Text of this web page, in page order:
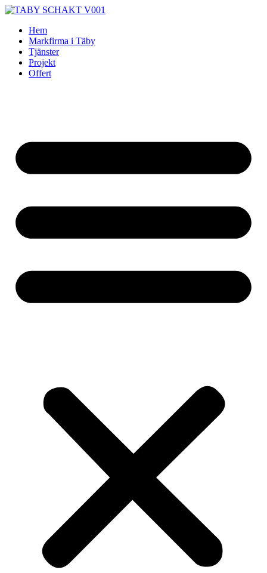
Skip
contentHem
Markfirma i Täby
Tjänster
Projekt
Offert